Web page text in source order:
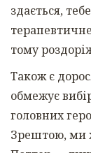
здається,
тому
Також є
обмежує
головних
Зрештою, ми